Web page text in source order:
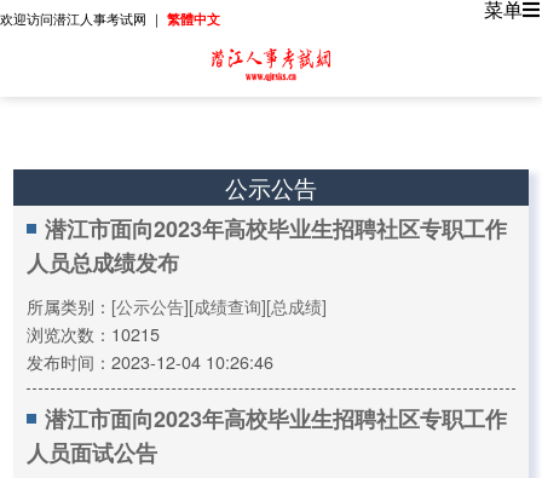
欢迎访问潜江人事考试网 ｜ 繁體中文 菜单
公示公告
潜江市面向2023年高校毕业生招聘社区专职工作
人员总成绩发布
所属类别： [公示公告][成绩查询][总成绩]
浏览次数：10215
发布时间：2023-12-04 10:26:46
潜江市面向2023年高校毕业生招聘社区专职工作
人员面试公告